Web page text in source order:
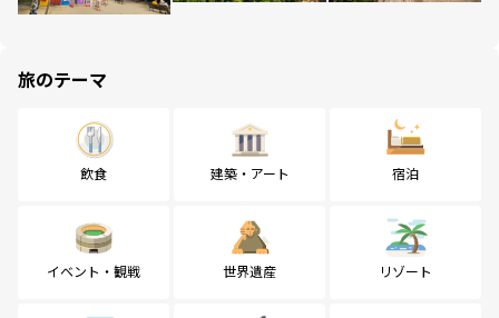
旅のテーマ
飲食 建築・アート 宿泊
イベント・観戦 世界遺産 リゾート